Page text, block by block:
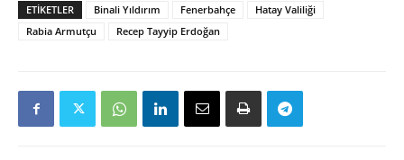
ETIKETLER Binali Yıldırım Fenerbahçe
Hatay Valiliği
Rabia Armutçu
Recep Tayyip Erdoğan